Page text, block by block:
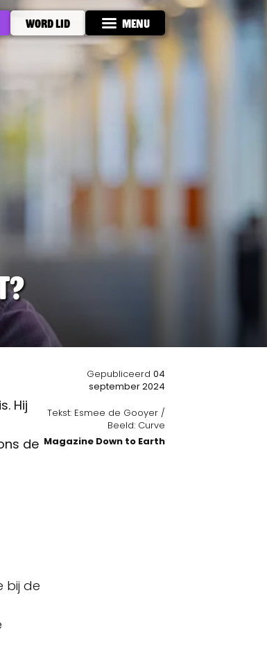
Word lid Menu
Hij
de
bij de
Gepubliceerd 04
september 2024
Tekst: Esmee de Gooyer /
Beeld: Curve
Magazine Down to Earth